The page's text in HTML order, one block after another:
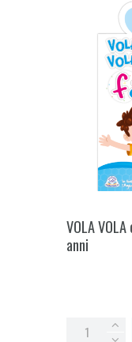
VOLA VOLA
anni
VOLA